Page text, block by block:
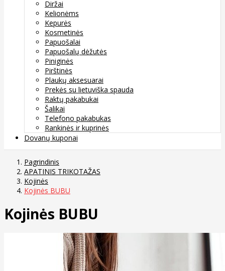
Diržai
Kelionėms
Kepurės
Kosmetinės
Papuošalai
Papuošalų dėžutės
Piniginės
Pirštinės
Plaukų aksesuarai
Prekės su lietuviška spauda
Raktų pakabukai
Šalikai
Telefono pakabukas
Rankinės ir kuprinės
Dovanų kuponai
Pagrindinis
APATINIS TRIKOTAŽAS
Kojinės
Kojinės BUBU
Kojinės BUBU